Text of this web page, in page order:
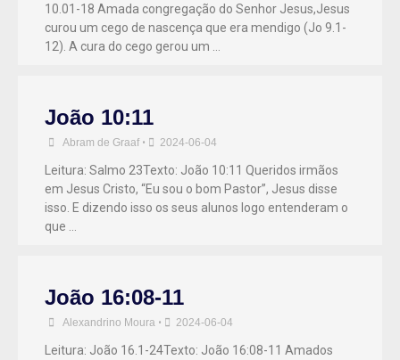
10.01-18 Amada congregação do Senhor Jesus,Jesus
curou um cego de nascença que era mendigo (Jo 9.1-
12). A cura do cego gerou um …
João 10:11
Abram de Graaf • 2024-06-04
Leitura: Salmo 23Texto: João 10:11 Queridos irmãos
em Jesus Cristo, “Eu sou o bom Pastor”, Jesus disse
isso. E dizendo isso os seus alunos logo entenderam o
que …
João 16:08-11
Alexandrino Moura • 2024-06-04
Leitura: João 16.1-24Texto: João 16:08-11 Amados